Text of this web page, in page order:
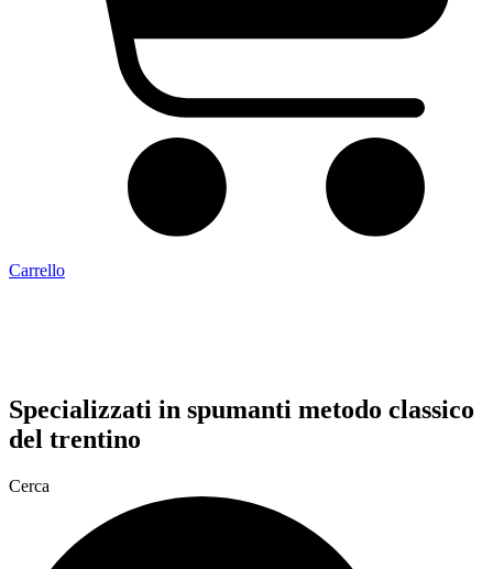
Carrello
Specializzati in spumanti metodo classico
del trentino
Cerca